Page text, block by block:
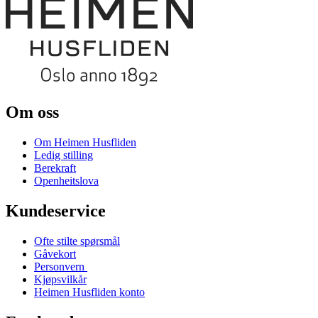
Om oss
Om Heimen Husfliden
Ledig stilling
Berekraft
Openheitslova
Kundeservice
Ofte stilte spørsmål
Gåvekort
Personvern
Kjøpsvilkår
Heimen Husfliden konto